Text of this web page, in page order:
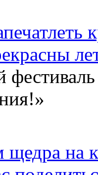
щедра на